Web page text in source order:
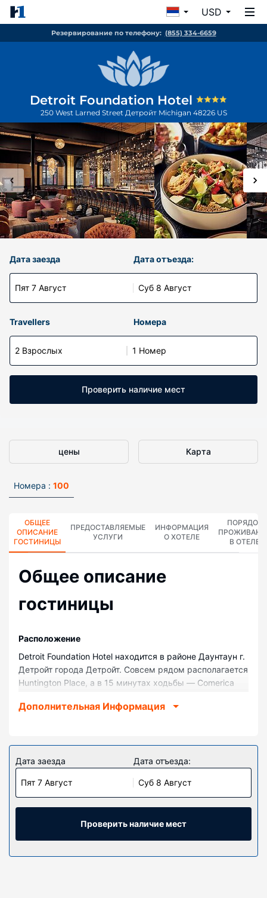
USD
Резервирование по телефону: (855) 334-6659
Detroit Foundation Hotel
250 West Larned Street Детройт Michigan 48226 US
Дата заезда
Пят 7 Август
Дата отъезда:
Суб 8 Август
Travellers Номера
2 Взрослых 1 Номер
Проверить наличие мест
цены Карта
Номера : 100
ОБЩЕЕ
ОПИСАНИЕ
ГОСТИНИЦЫ
ПРЕДОСТАВЛЯЕМЫЕ
УСЛУГИ
ИНФОРМАЦИЯ
О ХОТЕЛЕ
ПОРЯДОК
В ОТЕЛЕ
Общее описание
гостиницы
Pасположение
Detroit Foundation Hotel находится в районе Даунтаун г.
Детройт города Детройт. Совсем рядом располагается
Huntington Place, а в 15 минутах ходьбы — Comerica
прекрасным расположением: Ренессанс-центр GM
Почувствуйте себя как дома в одном из 100 номеров с
кондиционером и другими удобствами, в числе
которых холодильник и LED-телевизоры. Бесплатный
беспроводной доступ к интернету позволит всегда
оставаться на связи, а кабельное телевидение не даст
Дополнительная Информация
Дата заезда
Пят 7 Август
Дата отъезда:
Суб 8 Август
Проверить наличие мест